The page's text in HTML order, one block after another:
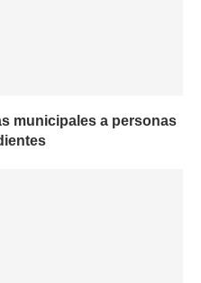
municipales a personas